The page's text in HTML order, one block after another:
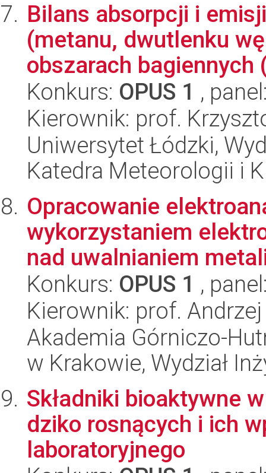
Bilans absorpcji i
(metanu, dwutlenku
obszarach bagiennych
Konkurs: OPUS 1 ,
Kierownik: prof.
Uniwersytet Łódzki,
Katedra Meteorologii i
Opracowanie
wykorzystaniem
nad uwalnianiem
Konkurs: OPUS 1 ,
Kierownik: prof.
Akademia Górniczo-
w Krakowie, Wydział
Składniki bioaktywne
dziko rosnących i ich
laboratoryjnego